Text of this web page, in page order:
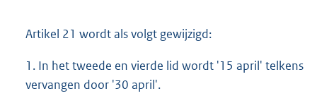
Artikel 21 wordt als volgt gewijzigd:
1. In het tweede en vierde lid wordt '15 april' telkens
vervangen door '30 april'.